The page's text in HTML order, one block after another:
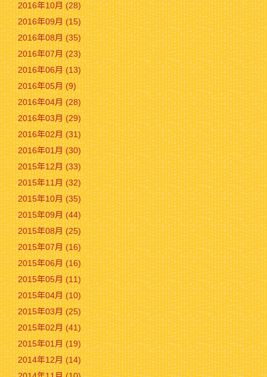
2016年10月 (28)
2016年09月 (15)
2016年08月 (35)
2016年07月 (23)
2016年06月 (13)
2016年05月 (9)
2016年04月 (28)
2016年03月 (29)
2016年02月 (31)
2016年01月 (30)
2015年12月 (33)
2015年11月 (32)
2015年10月 (35)
2015年09月 (44)
2015年08月 (25)
2015年07月 (16)
2015年06月 (16)
2015年05月 (11)
2015年04月 (10)
2015年03月 (25)
2015年02月 (41)
2015年01月 (19)
2014年12月 (14)